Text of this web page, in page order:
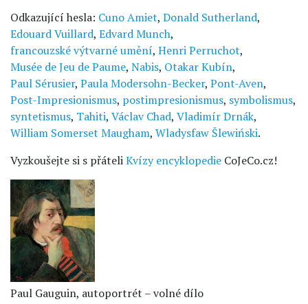
Odkazující hesla: Cuno Amiet, Donald Sutherland,
Edouard Vuillard, Edvard Munch,
francouzské výtvarné umění, Henri Perruchot,
Musée de Jeu de Paume, Nabis, Otakar Kubín,
Paul Sérusier, Paula Modersohn-Becker, Pont-Aven,
Post-Impresionismus, postimpresionismus, symbolismus,
syntetismus, Tahiti, Václav Chad, Vladimír Drnák,
William Somerset Maugham, Wladysfaw Šlewiński.
Vyzkoušejte si s přáteliKvízy encyklopedie CoJeCo.cz!
Paul Gauguin, autoportrét – volné dílo